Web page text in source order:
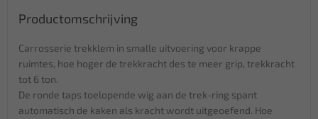
Productomschrijving
Carrosserie trekklem in smalle uitvoering voor krappe
ruimtes, hoe hoger de trekkracht des te meer grip, trekkracht
tot 6 ton.
De ronde taps toelopende wig aan de trek-ring spant
automatisch de kaken als kracht wordt uitgeoefend. Hoe